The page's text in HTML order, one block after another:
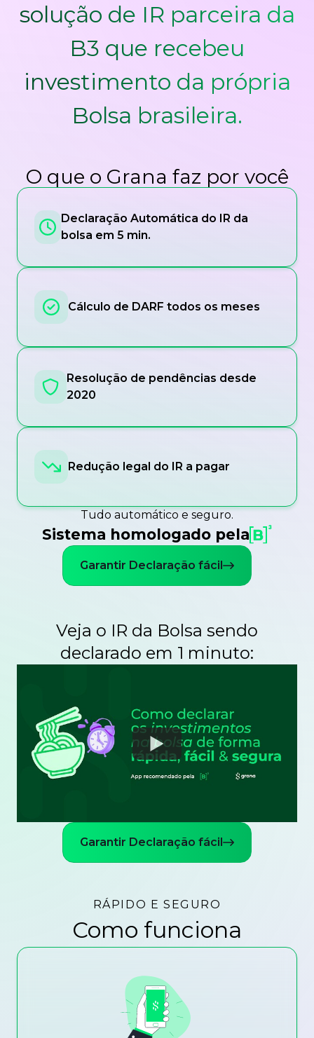
solução de IR parceira da
B3 que recebeu
investimento da própria
Bolsa brasileira.
O que o Grana faz por você
Declaração Automática do IR da
bolsa em 5 min.
Cálculo de DARF todos os meses
Resolução de pendências desde
2020
Redução legal do IR a pagar
Tudo automático e seguro.
Sistema homologado pela
Garantir Declaração fácil
Veja o IR da Bolsa sendo
declarado em 1 minuto:
Watch
Garantir Declaração fácil
RÁPIDO E SEGURO
Como funciona